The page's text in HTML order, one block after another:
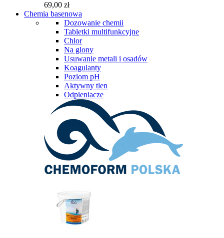
69,00 zł
Chemia basenowa
Dozowanie chemii
Tabletki multifunkcyjne
Chlor
Na glony
Usuwanie metali i osadów
Koagulanty
Poziom pH
Aktywny tlen
Odpieniacze